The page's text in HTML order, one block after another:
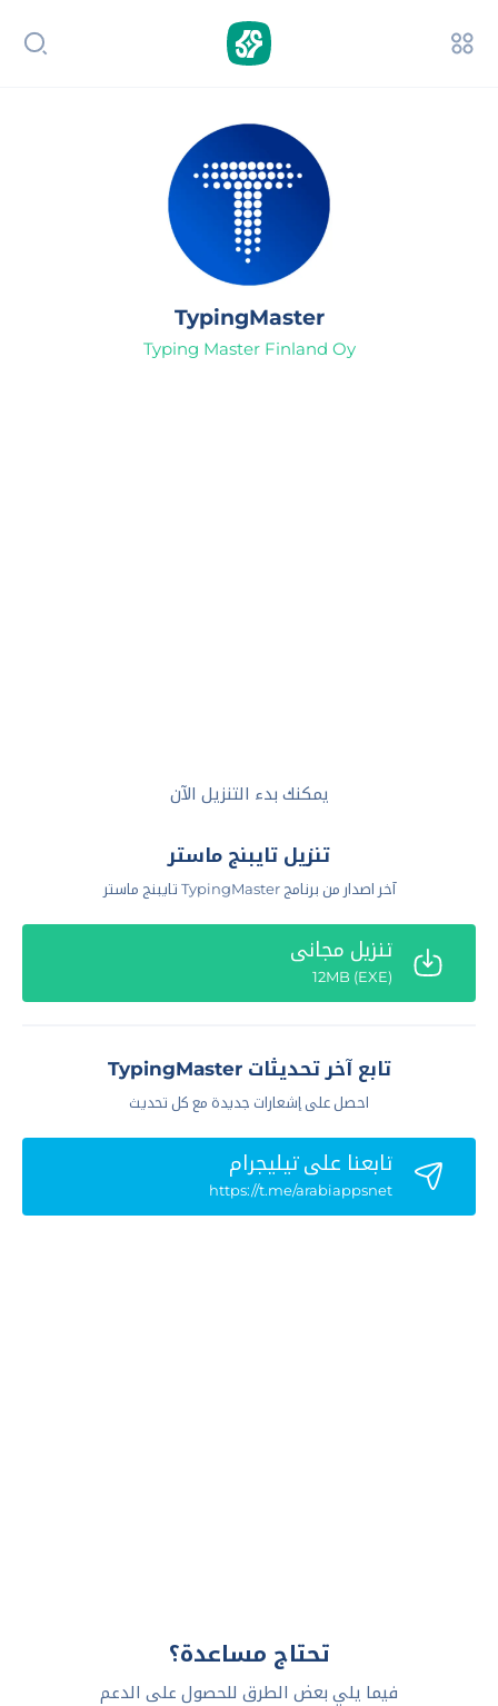
TypingMaster
Typing Master Finland Oy
يمكنك بدء التنزيل الآن
تنزيل تايبنج ماستر
آخر اصدار من برنامج TypingMaster تايبنج ماستر
تنزيل مجاني
(EXE) 12MB
تابع آخر تحديثات TypingMaster
احصل على إشعارات جديدة مع كل تحديث
تابعنا علي تيليجرام
https://t.me/arabiappsnet
تحتاج مساعدة؟
فيما يلي بعض الطرق للحصول على الدعم